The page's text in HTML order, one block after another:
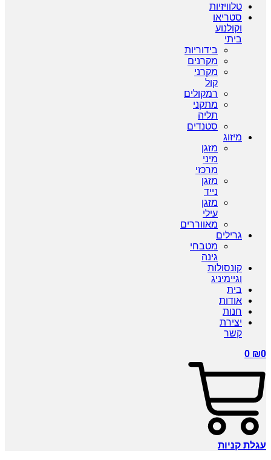
טלוויזיות
סטריאו
וקולנוע
ביתי
בידוריות
מקרנים
מקרני
קול
רמקולים
מתקני
תליה
סטנדים
מיזוג
מזגן
מיני
מרכזי
מזגן
נייד
מזגן
עילי
מאווררים
גרילים
מטבחי
גינה
קונסולות
וגיימיניג
בית
אודות
חנות
יצירת
קשר
₪0
0
עגלת קניות